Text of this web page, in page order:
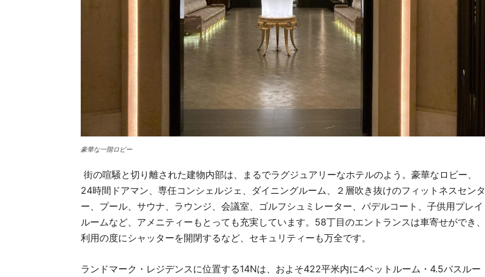
豪華な一階ロビー
街の喧騒と切り離された建物内部は、まるでラグジュアリーなホテルのよう。豪華なロビー、
24時間ドアマン、専任コンシェルジェ、ダイニングルーム、２層吹き抜けのフィットネスセンタ
ー、プール、サウナ、ラウンジ、会議室、ゴルフシュミレーター、パデルコート、子供用プレイ
ルームなど、アメニティーもとっても充実しています。58丁目のエントランスは車寄せができ、
利用の度にシャッターを開閉するなど、セキュリティーも万全です。
ランドマーク・レジデンスに位置する14Nは、およそ422平米内に4ベットルーム・4.5バスルー